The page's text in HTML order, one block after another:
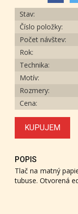
Stav:
Číslo položky:
Počet návštev:
Rok:
Technika:
Motív:
Rozmery:
Cena:
KUPUJEM
POPIS
Tlač na matný
tubuse. Otvorená